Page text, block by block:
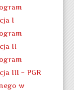
I
II
III – PGR
w